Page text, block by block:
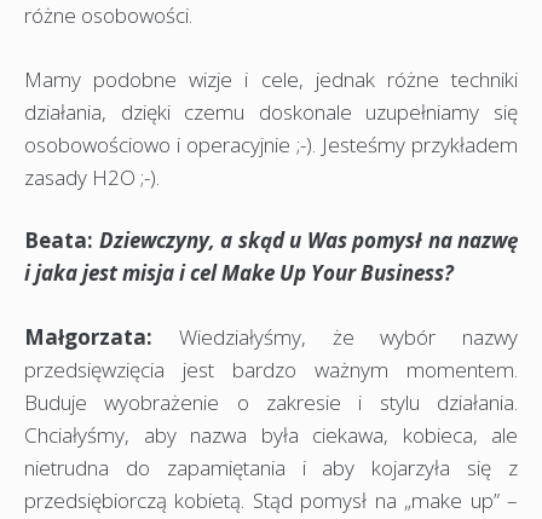
różne osobowości.
Mamy podobne wizje i cele, jednak różne techniki
działania, dzięki czemu doskonale uzupełniamy się
osobowościowo i operacyjnie ;-). Jesteśmy przykładem
zasady H2O ;-).
Beata: Dziewczyny, a skąd u Was pomysł na nazwę
i jaka jest misja i cel Make Up Your Business?
Małgorzata: Wiedziałyśmy, że wybór nazwy
przedsięwzięcia jest bardzo ważnym momentem.
Buduje wyobrażenie o zakresie i stylu działania.
Chciałyśmy, aby nazwa była ciekawa, kobieca, ale
nietrudna do zapamiętania i aby kojarzyła się z
przedsiębiorczą kobietą. Stąd pomysł na „make up” –